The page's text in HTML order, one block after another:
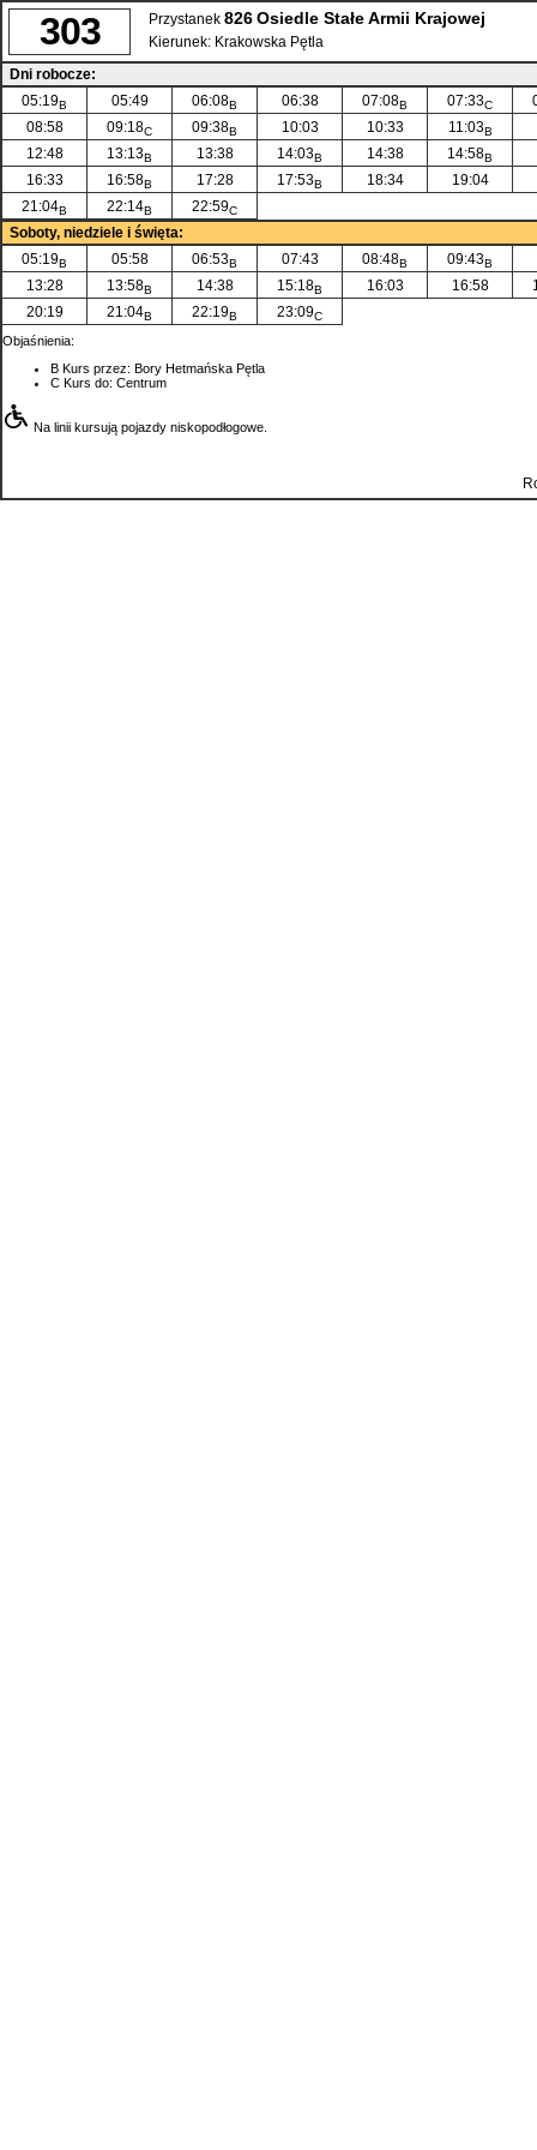
303 Przystanek 826Osiedle Stałe Armii Krajowej
Kierunek: Krakowska Pętla
Dni robocze:
05:19B 05:49 06:08B 06:38 07:08B 07:33C
08:58
09:18C 09:38B 10:03 10:33 11:03B
12:48 13:13B 13:38 14:03B 14:38 14:58B
16:33
16:58B 17:28 17:53B 18:34 19:04
21:04B 22:14B 22:59C
Soboty, niedziele i święta:
05:19B 05:58 06:53B 07:43 08:48B 09:43B
13:28
13:58B 14:38 15:18B 16:03 16:58
20:19
21:04B 22:19B 23:09C
Objaśnienia:
B Kurs przez: Bory Hetmańska Pętla
C Kurs do: Centrum
Na linii kursują pojazdy niskopodłogowe.